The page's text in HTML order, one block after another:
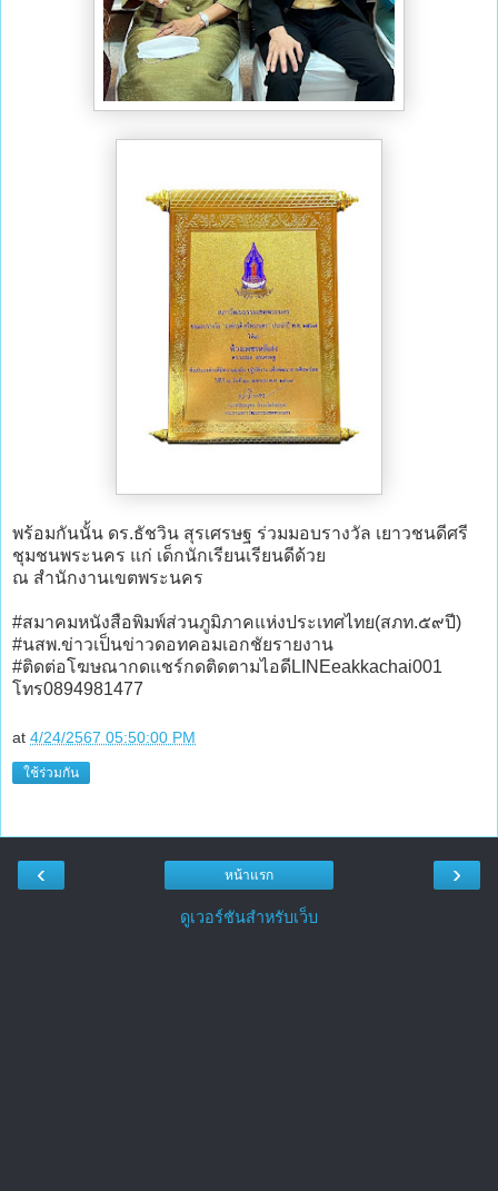
พร้อมกันนั้น ดร.ธัชวิน สุรเศรษฐ ร่วมมอบรางวัล เยาวชนดีศรี
ชุมชนพระนคร แก่ เด็กนักเรียนเรียนดีด้วย
ณ สำนักงานเขตพระนคร
#สมาคมหนังสือพิมพ์ส่วนภูมิภาคแห่งประเทศไทย(สภท.๕๙ปี)
#นสพ.ข่าวเป็นข่าวดอทคอมเอกชัยรายงาน
#ติดต่อโฆษณากดแชร์กดติดตามไอดีLINEeakkachai001
โทร0894981477
at 4/24/2567 05:50:00 PM
ใช้ร่วมกัน
‹ ›
หน้าแรก
ดูเวอร์ชันสำหรับเว็บ